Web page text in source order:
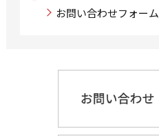
お問い合わせフォーム